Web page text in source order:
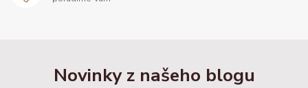
Novinky z našeho blogu